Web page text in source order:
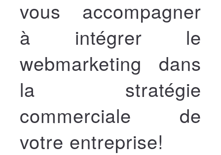
vous accompagner
à intégrer le
webmarketing dans
la stratégie
commerciale de
votre entreprise!